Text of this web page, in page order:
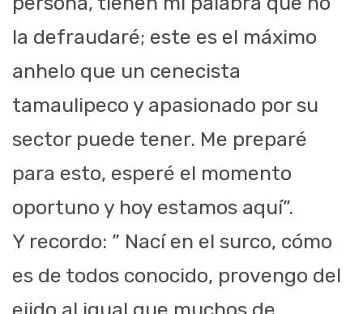
la defraudaré; este es el máximo
anhelo que un cenecista
tamaulipeco y apasionado por su
sector puede tener. Me preparé
para esto, esperé el momento
oportuno y hoy estamos aquí”.
Y recordo: ” Nací en el surco, cómo
es de todos conocido, provengo del